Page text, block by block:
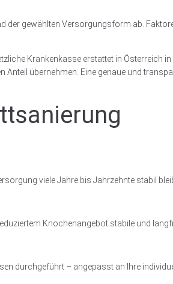
gewählten Versorgungsform ab.
Krankenkasse erstattet in Österreich
übernehmen. Eine genaue und
viele Jahre bis Jahrzehnte stabil
Knochenangebot stabile und
durchgeführt – angepasst an Ihre